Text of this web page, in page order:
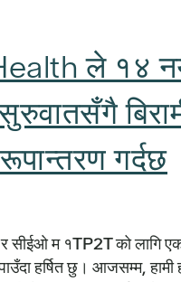
ले १४
गर्दछ
र सीईओ म १TP2T को लागि
हर्षित छु। आजसम्म, हामी